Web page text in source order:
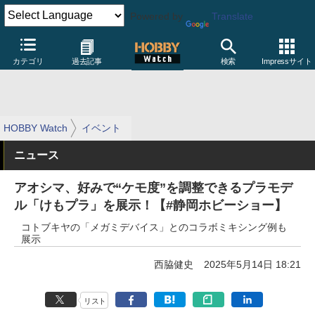
Powered by Translate
カテゴリ 過去記事 検索 Impressサイト
HOBBY Watch イベント
ニュース
アオシマ、好みで“ケモ度”を調整できるプラモデ
ル「けもプラ」を展示！【#静岡ホビーショー】
コトブキヤの「メガミデバイス」とのコラボミキシング例も
展示
西脇健史 2025年5月14日 18:21
リスト